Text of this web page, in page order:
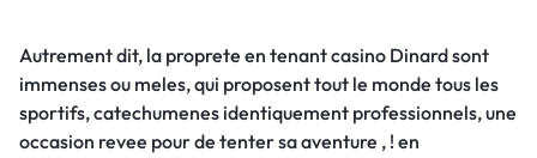
Autrement dit, la proprete en tenant casino Dinard sont
immenses ou meles, qui proposent tout le monde tous les
sportifs, catechumenes identiquement professionnels, une
occasion revee pour de tenter sa aventure , ! en